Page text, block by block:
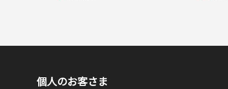
個人のお客さま